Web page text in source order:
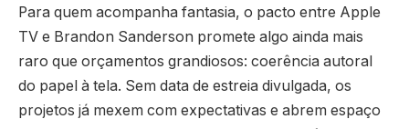
Para quem acompanha fantasia, o pacto entre Apple
TV e Brandon Sanderson promete algo ainda mais
raro que orçamentos grandiosos: coerência autoral
do papel à tela. Sem data de estreia divulgada, os
projetos já mexem com expectativas e abrem espaço